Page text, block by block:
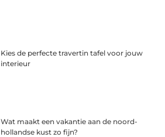
Kies de perfecte travertin tafel voor jouw
interieur
Wat maakt een vakantie aan de noord-
hollandse kust zo fijn?